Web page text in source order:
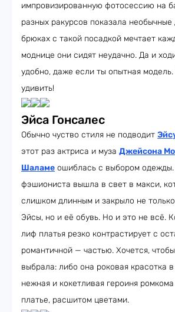
импровизированную фотосессию на
разных ракурсов показала
брюках с такой посадкой мечтает
моднице они сидят неудачно. Да и
удобно, даже если ты опытная
удивить!
Эйса Гонсалес
Обычно чуство стиля не подводит
этот раз актриса и муза Джейсона
Шаламе ошиблась с выбором одежды.
фэшиониста вышла в свет в макси,
слишком длинным и закрыло не
Эйсы, но и её обувь. Но и это не всё.
лиф платья резко контрастирует с
романтичной — частью. Хочется,
выбрала: либо она роковая красотка
нежная и кокетливая героиня
платье, расшитом цветами.